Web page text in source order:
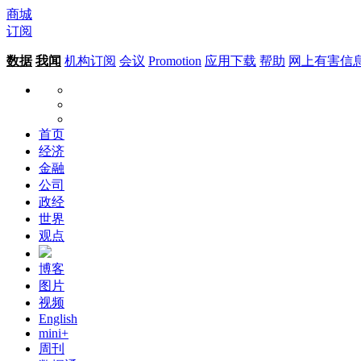
商城
订阅
数据 我闻 机构订阅 会议 Promotion 应用下载 帮助 网上有害信
首页
经济
金融
公司
政经
世界
观点
博客
图片
视频
English
mini+
周刊